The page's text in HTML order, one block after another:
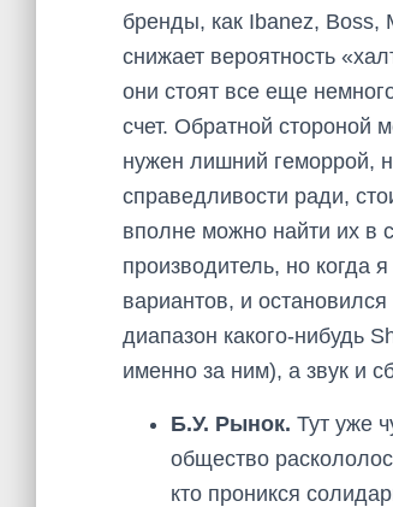
бренды, как Ibanez, Boss,
снижает вероятность
они стоят все еще
счет. Обратной стороной
нужен лишний геморрой,
справедливости ради,
вполне можно найти их в
производитель, но когда
вариантов, и
диапазон какого-нибудь
именно за ним), а звук и
Б.У. Рынок. Тут уже
общество
кто проникся